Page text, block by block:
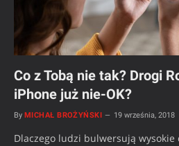
Co z Tobą nie tak? Drogi
iPhone już nie-OK?
By MICHAŁ BROŻYŃSKI 19 września, 2018
Dlaczego ludzi bulwersują wysokie